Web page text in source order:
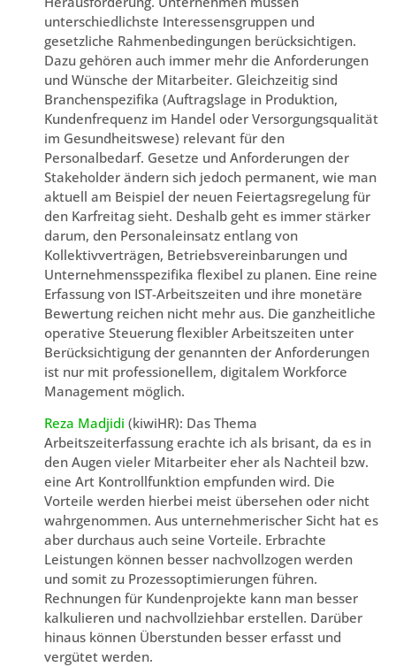
unterschiedlichste Interessensgruppen und
gesetzliche Rahmenbedingungen berücksichtigen.
Dazu gehören auch immer mehr die Anforderungen
und Wünsche der Mitarbeiter. Gleichzeitig sind
Branchenspezifika (Auftragslage in Produktion,
Kundenfrequenz im Handel oder Versorgungsqualität
im Gesundheitswese) relevant für den
Personalbedarf. Gesetze und Anforderungen der
Stakeholder ändern sich jedoch permanent, wie man
aktuell am Beispiel der neuen Feiertagsregelung für
den Karfreitag sieht. Deshalb geht es immer stärker
darum, den Personaleinsatz entlang von
Kollektivverträgen, Betriebsvereinbarungen und
Unternehmensspezifika flexibel zu planen. Eine reine
Erfassung von IST-Arbeitszeiten und ihre monetäre
Bewertung reichen nicht mehr aus. Die ganzheitliche
operative Steuerung flexibler Arbeitszeiten unter
Berücksichtigung der genannten der Anforderungen
ist nur mit professionellem, digitalem Workforce
Management möglich.
Reza Madjidi (kiwiHR): Das Thema
Arbeitszeiterfassung erachte ich als brisant, da es in
den Augen vieler Mitarbeiter eher als Nachteil bzw.
eine Art Kontrollfunktion empfunden wird. Die
Vorteile werden hierbei meist übersehen oder nicht
wahrgenommen. Aus unternehmerischer Sicht hat es
aber durchaus auch seine Vorteile. Erbrachte
Leistungen können besser nachvollzogen werden
und somit zu Prozessoptimierungen führen.
Rechnungen für Kundenprojekte kann man besser
kalkulieren und nachvollziehbar erstellen. Darüber
hinaus können Überstunden besser erfasst und
vergütet werden.